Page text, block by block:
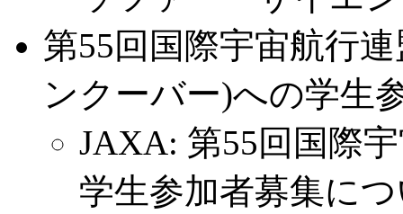
第55回国際宇宙航行
ンクーバー)への学生
JAXA: 第55回国際
学生参加者募集に